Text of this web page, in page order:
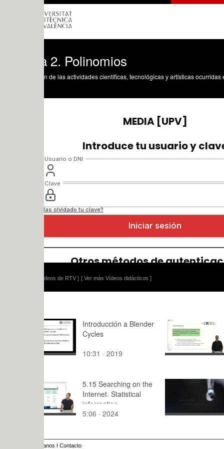
2. Polinomios
de las actividades científicas, tecnológicas y artísticas ocurridas en los tres
[ Ver más Vídeos didácticos ]
Introducción a Blender
Cycles
10:31 · 2019
TEMA 2.
en forma
8:56 · 2016
5.15 Searching on the
Internet. Statistical
information
5:06 · 2024
1.
1:32 · 2018